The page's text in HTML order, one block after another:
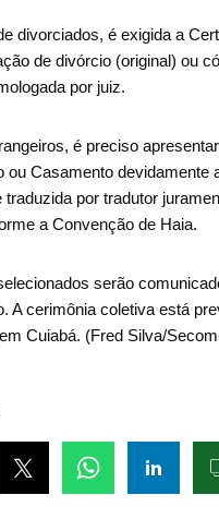
divorciados, é exigida a
de divórcio (original) ou
por juiz.
é preciso
ou Casamento devidamente
traduzida por tradutor
a Convenção de Haia.
serão
A cerimônia coletiva está
Cuiabá. (Fred Silva/